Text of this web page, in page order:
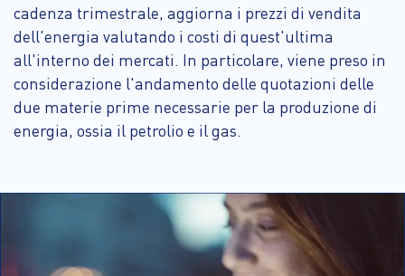
cadenza trimestrale, aggiorna i prezzi di vendita
dell'energia valutando i costi di quest'ultima
all'interno dei mercati. In particolare, viene preso in
considerazione l'andamento delle quotazioni delle
due materie prime necessarie per la produzione di
energia, ossia il petrolio e il gas.